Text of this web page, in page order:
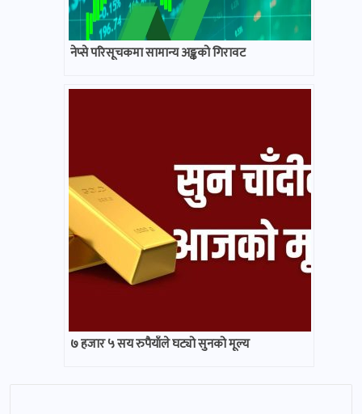
नेप्से परिसूचकमा सामान्य अङ्कको गिरावट
७ हजार ५ सय रुपैयाँले घट्यो सुनको मूल्य